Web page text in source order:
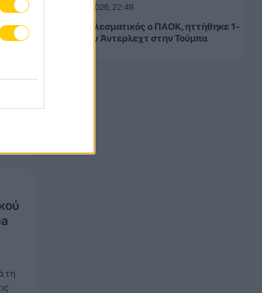
τη
06.08.2026, 22:49
Αναποτελεσματικός ο ΠΑΟΚ, ηττήθηκε 1-
0 από την Άντερλεχτ στην Τούμπα